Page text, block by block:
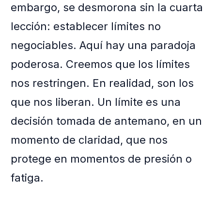
embargo, se desmorona sin la cuarta
lección: establecer límites no
negociables. Aquí hay una paradoja
poderosa. Creemos que los límites
nos restringen. En realidad, son los
que nos liberan. Un límite es una
decisión tomada de antemano, en un
momento de claridad, que nos
protege en momentos de presión o
fatiga.